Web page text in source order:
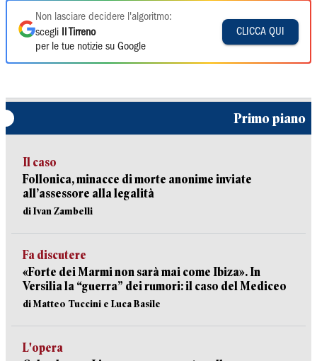
Non lasciare decidere l'algoritmo:
scegli
Il Tirreno
per le tue notizie su Google
CLICCA QUI
Primo piano
Il caso
Follonica, minacce di morte anonime inviate
all’assessore alla legalità
di Ivan Zambelli
Fa discutere
«Forte dei Marmi non sarà mai come Ibiza». In
Versilia la “guerra” dei rumori: il caso del Mediceo
di Matteo Tuccini e Luca Basile
L'opera